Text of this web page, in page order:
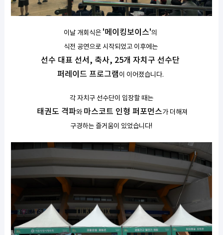
이날 개회식은 '메이킹보이스'의
식전 공연으로 시작되었고 이후에는
선수 대표 선서, 축사, 25개 자치구 선수단
퍼레이드 프로그램이 이어졌습니다.
각 자치구 선수단이 입장할 때는
태권도 격파와 마스코트 인형 퍼포먼스가 더해져
구경하는 즐거움이 있었습니다!